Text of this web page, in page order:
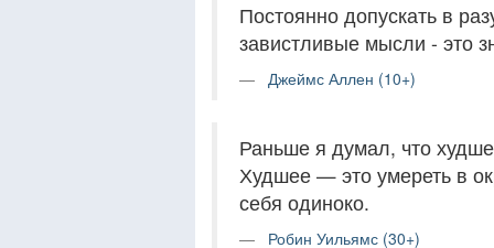
Постоянно допускать в
завистливые мысли - это
Джеймс Аллен (10+)
Раньше я думал, что
Худшее — это умереть в
себя одиноко.
Робин Уильямс (30+)